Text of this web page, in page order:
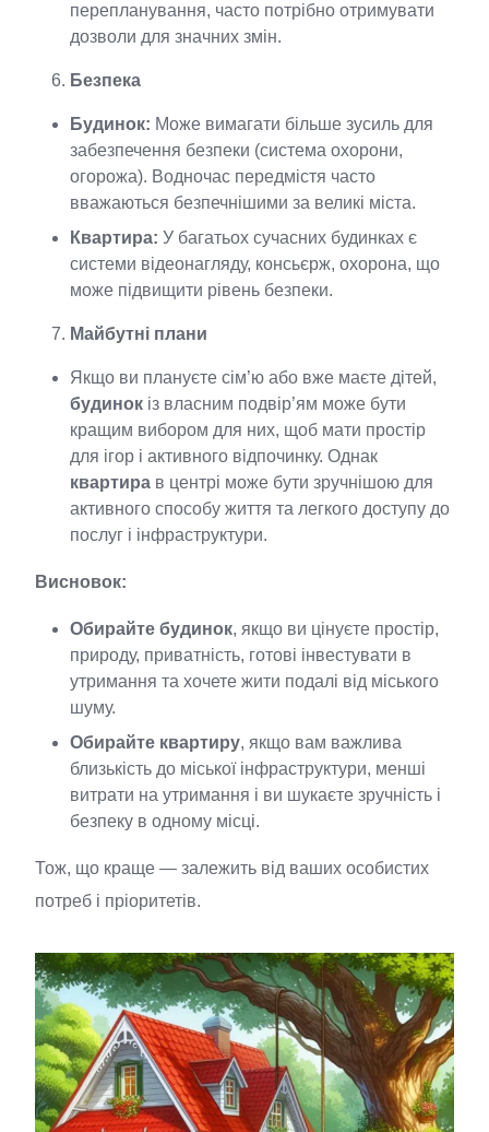
перепланування, часто потрібно отримувати
дозволи для значних змін.
Безпека
Будинок: Може вимагати більше зусиль для
забезпечення безпеки (система охорони,
огорожа). Водночас передмістя часто
вважаються безпечнішими за великі міста.
Квартира: У багатьох сучасних будинках є
системи відеонагляду, консьєрж, охорона, що
може підвищити рівень безпеки.
Майбутні плани
Якщо ви плануєте сім’ю або вже маєте дітей,
будинок із власним подвір’ям може бути
кращим вибором для них, щоб мати простір
для ігор і активного відпочинку. Однак
квартира в центрі може бути зручнішою для
активного способу життя та легкого доступу до
послуг і інфраструктури.
Висновок:
Обирайте будинок, якщо ви цінуєте простір,
природу, приватність, готові інвестувати в
утримання та хочете жити подалі від міського
шуму.
Обирайте квартиру, якщо вам важлива
близькість до міської інфраструктури, менші
витрати на утримання і ви шукаєте зручність і
безпеку в одному місці.
Тож, що краще — залежить від ваших особистих
потреб і пріоритетів.